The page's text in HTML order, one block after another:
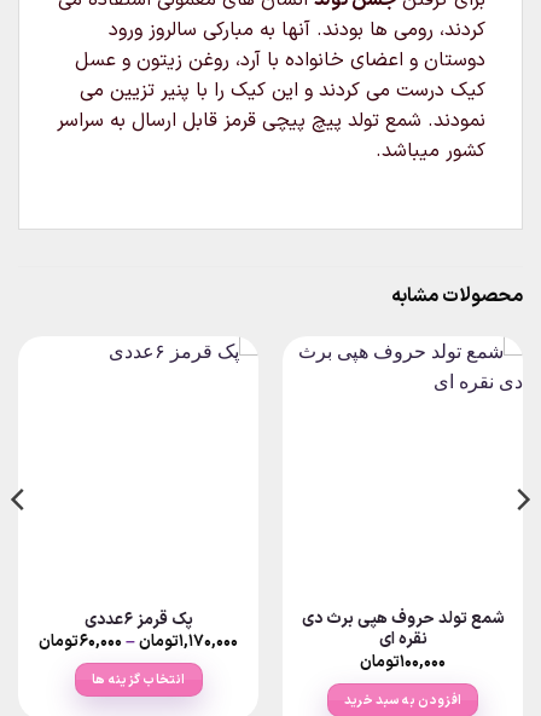
کردند، رومی ها بودند. آنها به مبارکی سالروز ورود
دوستان و اعضای خانواده با آرد، روغن زیتون و عسل
کیک درست می کردند و این کیک را با پنیر تزیین می
نمودند. شمع تولد پیچ پیچی قرمز قابل ارسال به سراسر
کشور میباشد.
محصولات مشابه
شمع تولد حروف هپی برث دی
نقره ای
۱۰۰,۰۰۰تومان
افزودن به سبد خرید
پک قرمز ۶عددی
۱,۱۷۰,۰۰۰تومان–۶۰,۰۰۰تومانPrice
انتخاب گزینه ها